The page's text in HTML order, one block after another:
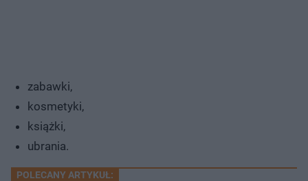
zabawki,
kosmetyki,
książki,
ubrania.
POLECANY ARTYKUŁ: